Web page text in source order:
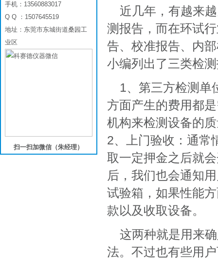
近几年，有越来
测报告，而在环试
告、校准报告、内
小编列出了三类检
1、第三方检测单
方面产生的费用都
机构来检测设备的
2、上门验收：通常
取一定押金之后就
后，我们也会通知
试验箱，如果性能
款以及收取设备。
这两种就是用来
法。不过也有些用
手机：13560883017
Q Q ：1507645519
地址：东莞市东城街道桑园工
业区
扫一扫加微信（朱经理）